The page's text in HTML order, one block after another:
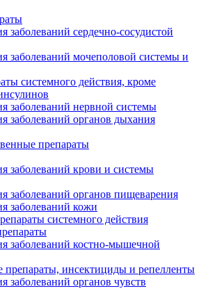
заболеваний сердечно-сосудистой
заболеваний мочеполовой системы и
системного действия, кроме
заболеваний нервной системы
заболеваний органов дыхания
препараты
заболеваний крови и системы
заболеваний органов пищеварения
заболеваний кожи
системного действия
заболеваний костно-мышечной
препараты, инсектициды и репелленты
заболеваний органов чувств